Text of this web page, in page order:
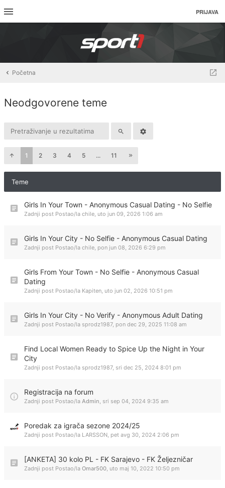
PRIJAVA
Početna
Neodgovorene teme
1 2 3 4 5 ... 11
Teme
Girls In Your Town - Anonymous Casual Dating - No Selfie
Zadnji post Postao/la chile, uto jun 09, 2026 1:06 am
Girls In Your City - No Selfie - Anonymous Casual Dating
Zadnji post Postao/la chile, pon jun 08, 2026 6:29 pm
Girls From Your Town - No Selfie - Anonymous Casual
Dating
Zadnji post Postao/la Kapiten, uto jun 02, 2026 10:51 pm
Girls In Your City - No Verify - Anonymous Adult Dating
Zadnji post Postao/la sprodz1987, pon dec 29, 2025 11:08 am
Find Local Women Ready to Spice Up the Night in Your
City
Zadnji post Postao/la sprodz1987, sri dec 25, 2024 8:01 pm
Registracija na forum
Zadnji post Postao/la Admin, sri sep 04, 2024 9:35 am
Poredak za igrača sezone 2024/25
Zadnji post Postao/la LARSSON, pet avg 30, 2024 2:06 pm
[ANKETA] 30 kolo PL - FK Sarajevo - FK Željezničar
Zadnji post Postao/la Omar500, uto maj 10, 2022 10:50 pm